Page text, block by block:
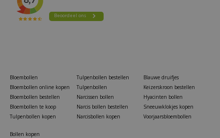
Bloembollen
Bloembollen online kopen
Bloembollen bestellen
Bloembollen te koop
Tulpenbollen kopen
Tulpenbollen bestellen
Tulpenbollen
Narcissen bollen
Narcis bollen bestellen
Narcisbollen kopen
Blauwe druifjes
Keizerskroon bestellen
Hyacinten bollen
Sneeuwklokjes kopen
Voorjaarsbloembollen
Bollen kopen